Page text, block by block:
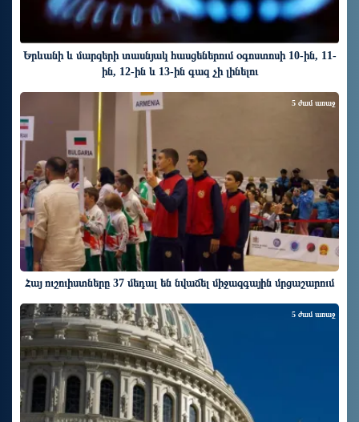
Երևանի և մարզերի տասնյակ հասցեներում օգոստոսի 10-ին, 11-
ին, 12-ին և 13-ին գազ չի լինելու
Հայ ուշուիստները 37 մեդալ են նվաճել միջազգային մրցաշարում
5 ժամ առաջ
5 ժամ առաջ